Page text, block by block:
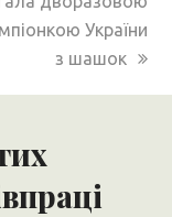
України
з шашок